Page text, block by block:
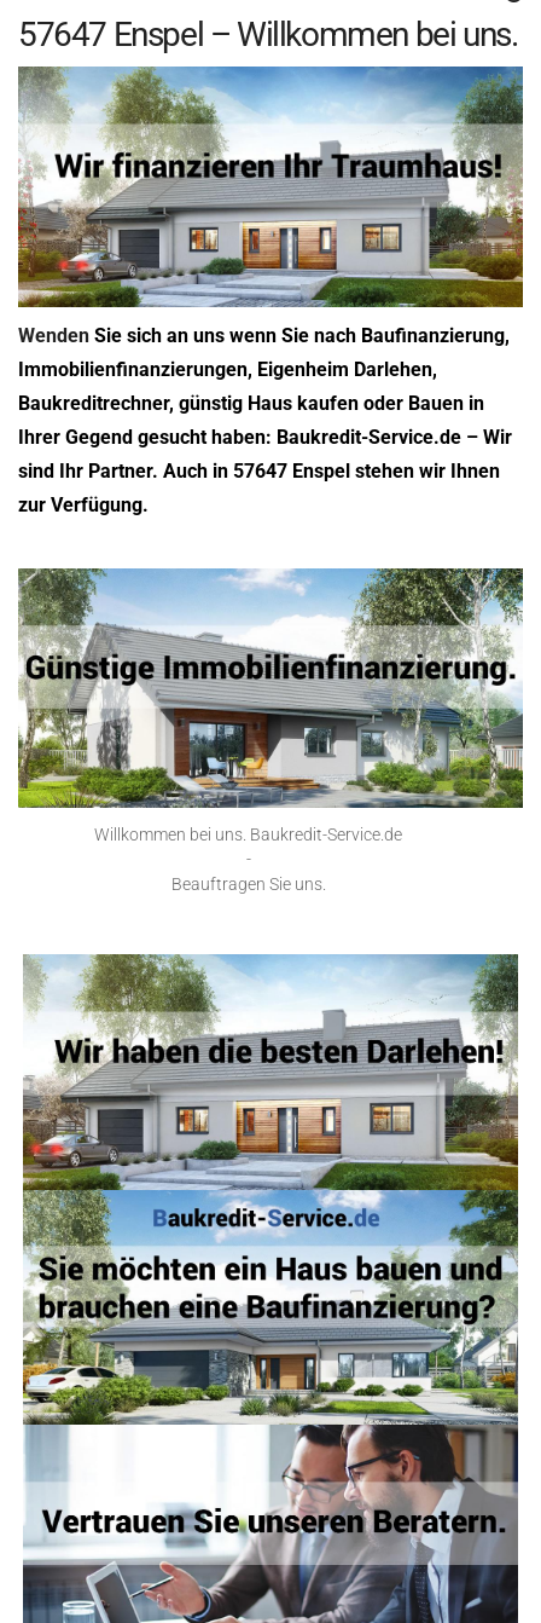
57647 Enspel – Willkommen bei uns.
Wenden Sie sich an uns wenn Sie nach Baufinanzierung,
Immobilienfinanzierungen, Eigenheim Darlehen,
Baukreditrechner, günstig Haus kaufen oder Bauen in
Ihrer Gegend gesucht haben: Baukredit-Service.de – Wir
sind Ihr Partner. Auch in 57647 Enspel stehen wir Ihnen
zur Verfügung.
Willkommen bei uns. Baukredit-Service.de
-
Beauftragen Sie uns.